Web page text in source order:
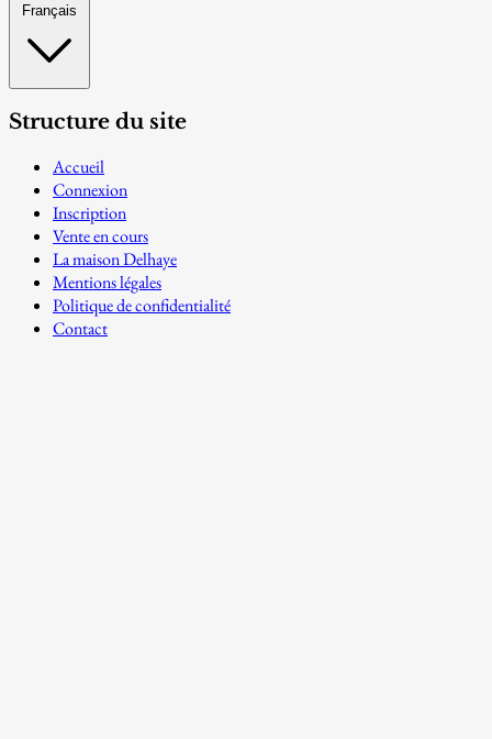
Français
Structure du site
Accueil
Connexion
Inscription
Vente en cours
La maison Delhaye
Mentions légales
Politique de confidentialité
Contact